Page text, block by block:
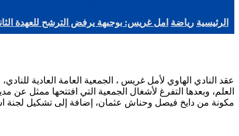
الرئيسية رياضة امل غريس: بوجبهة يرفض الترشح للعهدة
العلم، وبعدها التفرغ لأشغال الجمعية التي افتتحها ممثل
مكونة من دايخ فيصل وحناش عثمان، إضافة إلى تشكيل لجنة